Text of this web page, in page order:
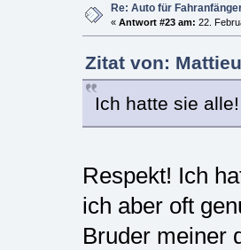
Re: Auto für
« Antwort #23 am: 22.
Zitat von:
Ich hatte sie alle!
Respekt! Ich
ich aber oft
Bruder meiner